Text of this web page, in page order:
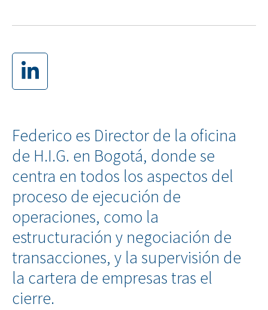
Federico es Director de la oficina
de H.I.G. en Bogotá, donde se
centra en todos los aspectos del
proceso de ejecución de
operaciones, como la
estructuración y negociación de
transacciones, y la supervisión de
la cartera de empresas tras el
cierre.